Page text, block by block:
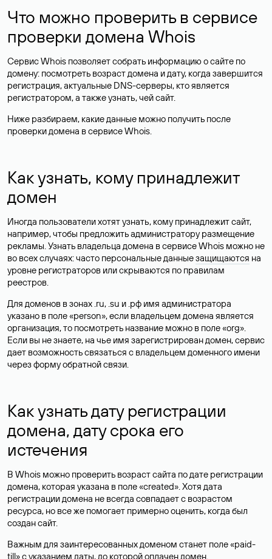
Что можно проверить в сервисе
проверки домена Whois
Сервис Whois позволяет собрать информацию о сайте по
домену: посмотреть возраст домена и дату, когда завершится
регистрация, актуальные DNS-серверы, кто является
регистратором, а также узнать, чей сайт.
Ниже разбираем, какие данные можно получить после
проверки домена в сервисе Whois.
Как узнать, кому принадлежит
домен
Иногда пользователи хотят узнать, кому принадлежит сайт,
например, чтобы предложить администратору размещение
рекламы. Узнать владельца домена в сервисе Whois можно не
во всех случаях: часто персональные данныезащищаются на
уровне регистраторов или скрываются по правилам
реестров.
Для доменов в зонах .ru, .su и .рф имя администратора
указано в поле «person», если владельцем домена является
организация, то посмотреть название можно в поле «org».
Если вы не знаете, на чье имя зарегистрирован домен, сервис
дает возможность связаться с владельцем доменного имени
через форму обратной связи.
Как узнать дату регистрации
домена, дату срока его
истечения
В Whois можно проверить возраст сайта по дате регистрации
домена, которая указана в поле «created». Хотя дата
регистрации домена не всегда совпадает с возрастом
ресурса, но все же помогает примерно оценить, когда был
создан сайт.
Важным для заинтересованных доменом станет поле «paid-
till» с указанием даты, до которой оплачен домен.